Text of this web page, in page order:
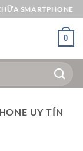
SMARTPHONE
0
UY TÍN